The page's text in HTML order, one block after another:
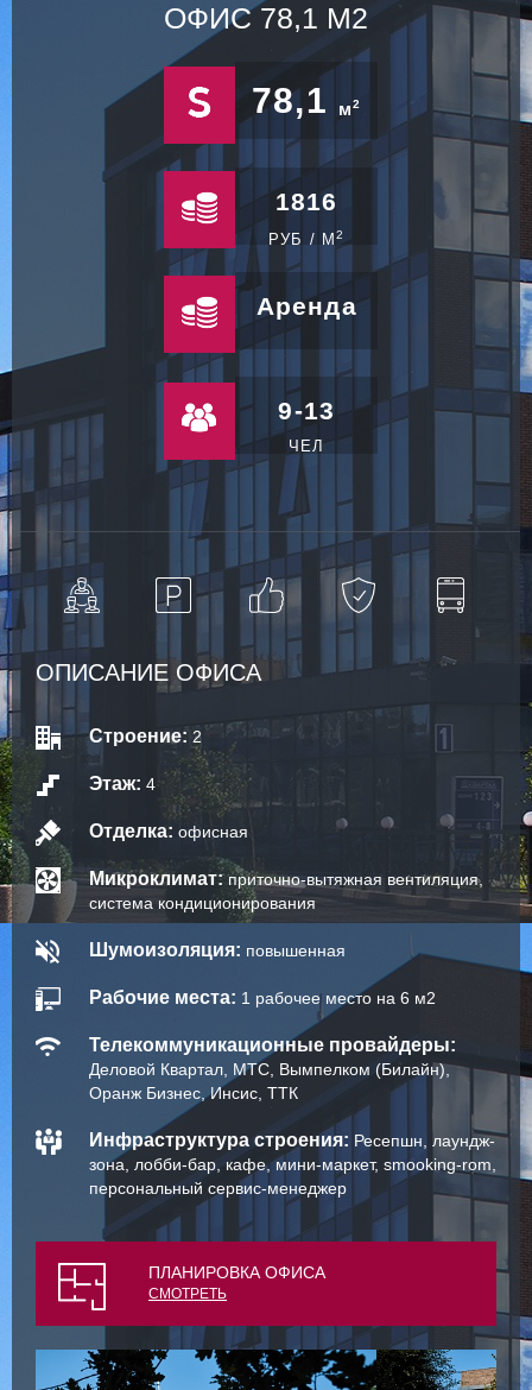
ОФИС 78,1 М2
78,1 м2
1816
РУБ / М2
Аренда
9-13
ЧЕЛ
ОПИСАНИЕ ОФИСА
Строение: 2
Этаж: 4
Отделка: офисная
Микроклимат: приточно-вытяжная вентиляция,
система кондиционирования
Шумоизоляция: повышенная
Рабочие места: 1 рабочее место на 6 м2
Телекоммуникационные провайдеры:
Деловой Квартал, МТС, Вымпелком (Билайн),
Оранж Бизнес, Инсис, ТТК
Инфраструктура строения: Ресепшн, лаундж-
зона, лобби-бар, кафе, мини-маркет, smooking-rom,
персональный сервис-менеджер
ПЛАНИРОВКА ОФИСА
СМОТРЕТЬ